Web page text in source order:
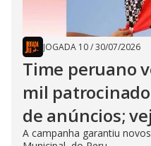
JOGADA 10/30/07/2026
Time peruano
mil
de anúncios;
A campanha garantiu